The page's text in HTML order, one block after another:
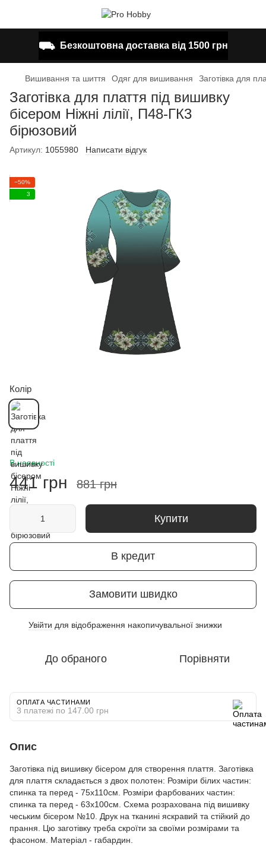
⛟ Безкоштовна доставка від 1500 грн
Вишивання та шиття Одяг для вишивання Заготівка для
Заготівка для плаття під вишивку
бісером Ніжні лілії, П48-ГК3
бірюзовий
Артикул: 1055980 Написати відгук
−50%
3
Колір
В наявності
441 грн 881 грн
Купити
В кредит
Замовити швидко
Увійти для відображення накопичувальної знижки
До обраного Порівняти
ОПЛАТА ЧАСТИНАМИ
3 платежі по 147.00 грн
Опис
Заготівка під вишивку бісером для створення плаття. Заготівка
для плаття складається з двох полотен: Розміри білих частин:
спинка та перед - 75х110см. Розміри фарбованих частин:
спинка та перед - 63х100см. Схема розрахована під вишивку
чеським бісером №10. Друк на тканині яскравий та стійкий до
прання. Цю заготівку треба скроїти за своїми розмірами та
фасоном. Матеріал - габардин.